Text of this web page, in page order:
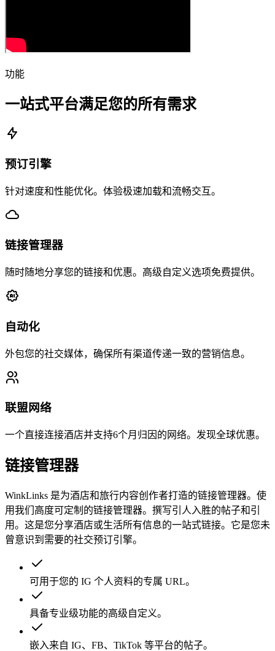
功能
一站式平台满足您的所有需求
预订引擎
针对速度和性能优化。体验极速加载和流畅交互。
链接管理器
随时随地分享您的链接和优惠。高级自定义选项免费提供。
自动化
外包您的社交媒体，确保所有渠道传递一致的营销信息。
联盟网络
一个直接连接酒店并支持6个月归因的网络。发现全球优惠。
链接管理器
WinkLinks 是为酒店和旅行内容创作者打造的链接管理器。使
用我们高度可定制的链接管理器。撰写引人入胜的帖子和引
用。这是您分享酒店或生活所有信息的一站式链接。它是您未
曾意识到需要的社交预订引擎。
可用于您的 IG 个人资料的专属 URL。
具备专业级功能的高级自定义。
嵌入来自 IG、FB、TikTok 等平台的帖子。